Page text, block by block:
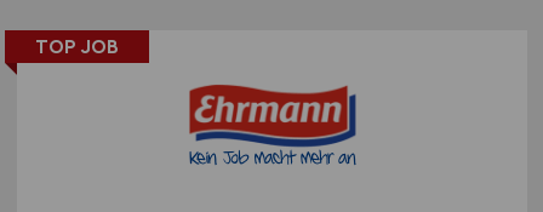
TOP JOB